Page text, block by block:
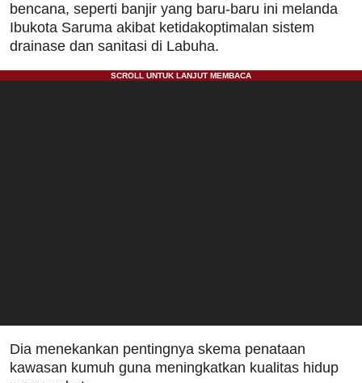
bencana, seperti banjir yang baru-baru ini melanda
Ibukota Saruma akibat ketidakoptimalan sistem
drainase dan sanitasi di Labuha.
Dia menekankan pentingnya skema penataan
kawasan kumuh guna meningkatkan kualitas hidup